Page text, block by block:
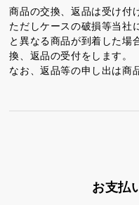
商品の交換、返品は受け付
ただしケースの破損等当社
と異なる商品が到着した場
換、返品の受付をします。
なお、返品等の申し出は商
お支払